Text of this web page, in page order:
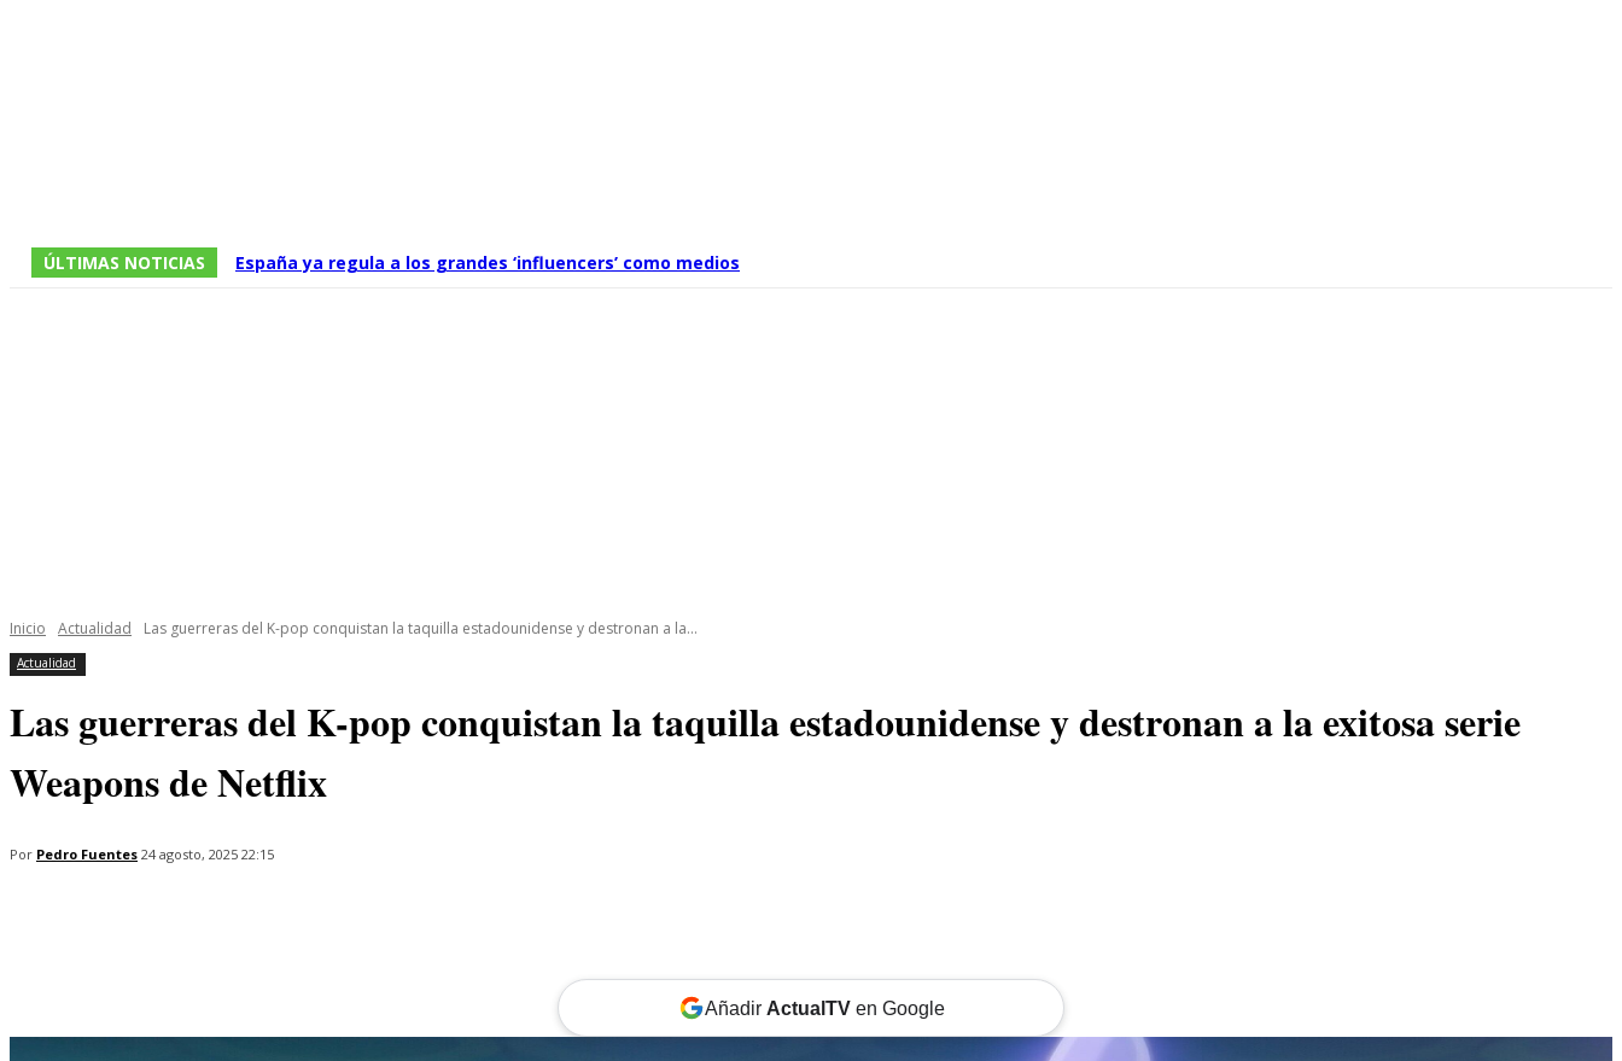
ÚLTIMAS NOTICIAS
España ya regula a los grandes ‘influencers’ como medios
Inicio Actualidad Las guerreras del K-pop conquistan la taquilla estadounidense y destronan a la...
Actualidad
Las guerreras del K-pop conquistan la taquilla estadounidense y destronan a la exitosa serie
Weapons de Netflix
Por Pedro Fuentes 24 agosto, 2025 22:15
Añadir ActualTVen Google